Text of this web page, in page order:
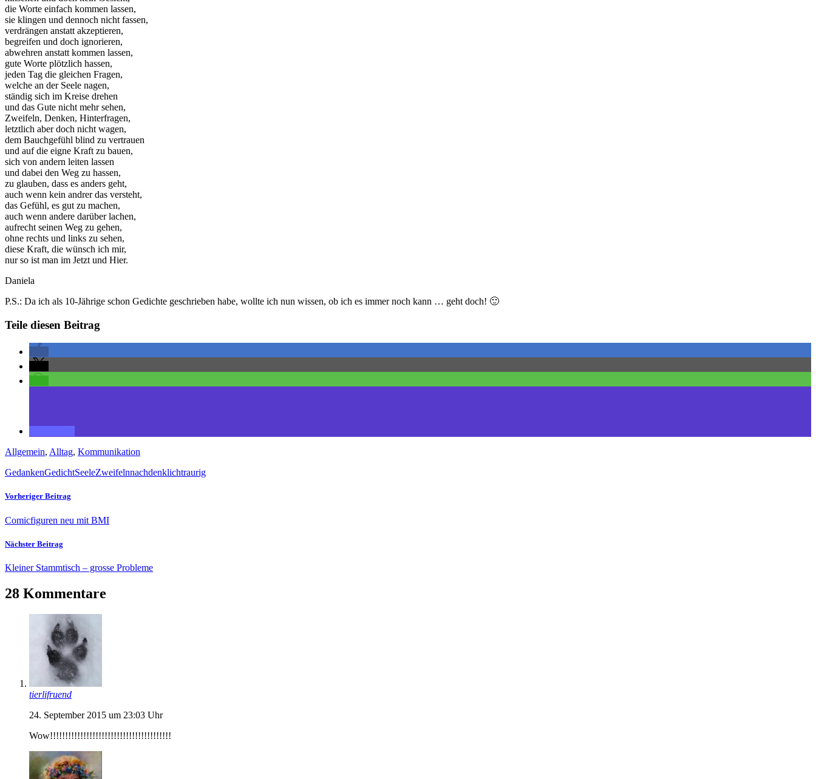
die Worte einfach kommen lassen,
sie klingen und dennoch nicht fassen,
verdrängen anstatt akzeptieren,
begreifen und doch ignorieren,
abwehren anstatt kommen lassen,
gute Worte plötzlich hassen,
jeden Tag die gleichen Fragen,
welche an der Seele nagen,
ständig sich im Kreise drehen
und das Gute nicht mehr sehen,
Zweifeln, Denken, Hinterfragen,
letztlich aber doch nicht wagen,
dem Bauchgefühl blind zu vertrauen
und auf die eigne Kraft zu bauen,
sich von andern leiten lassen
und dabei den Weg zu hassen,
zu glauben, dass es anders geht,
auch wenn kein andrer das versteht,
das Gefühl, es gut zu machen,
auch wenn andere darüber lachen,
aufrecht seinen Weg zu gehen,
ohne rechts und links zu sehen,
diese Kraft, die wünsch ich mir,
nur so ist man im Jetzt und Hier.
Daniela
P.S.: Da ich als 10-Jährige schon Gedichte geschrieben habe, wollte ich nun wissen, ob ich es immer noch kann … geht doch! 🙂
Teile diesen Beitrag
Allgemein, Alltag, Kommunikation
GedankenGedichtSeeleZweifelnnachdenklichtraurig
Vorheriger Beitrag
Comicfiguren neu mit BMI
Nächster Beitrag
Kleiner Stammtisch – grosse Probleme
28 Kommentare
tierlifruend
24. September 2015 um 23:03 Uhr
Wow!!!!!!!!!!!!!!!!!!!!!!!!!!!!!!!!!!!!!!!!